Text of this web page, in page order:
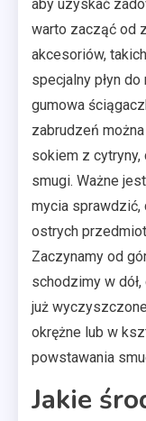
aby uzyskać
warto zacząć od
akcesoriów,
specjalny płyn
gumowa
zabrudzeń
sokiem z cytryny,
smugi. Ważne
mycia sprawdzić,
ostrych
Zaczynamy od
schodzimy w
już
okrężne lub w
powstawania
Jakie